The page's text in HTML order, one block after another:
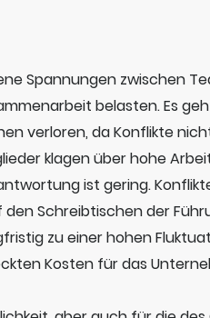
Spannungen zwischen
belasten. Es
verloren, da Konflikte
klagen über hohe
ist gering.
Schreibtischen der
zu einer hohen
Kosten für das